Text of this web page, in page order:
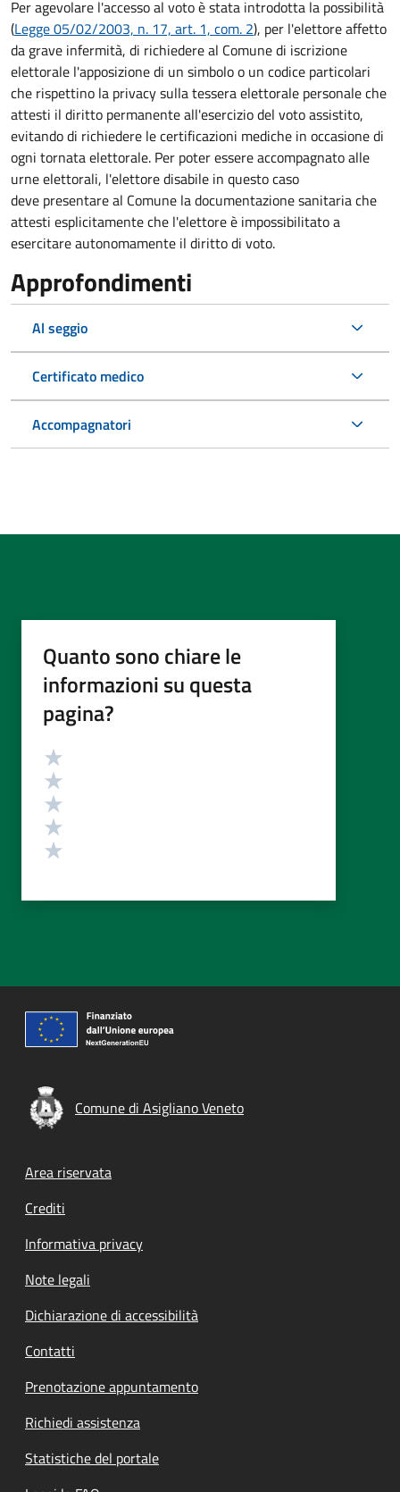
Per agevolare l'accesso al voto è stata introdotta la possibilità
(Legge 05/02/2003, n. 17, art. 1, com. 2), per l'elettore affetto
da grave infermità, di richiedere al Comune di iscrizione
elettorale l'apposizione di un simbolo o un codice particolari
che rispettino la privacy sulla tessera elettorale personale che
attesti il diritto permanente all'esercizio del voto assistito,
evitando di richiedere le certificazioni mediche in occasione di
ogni tornata elettorale. Per poter essere accompagnato alle
urne elettorali, l'elettore disabile in questo caso
deve presentare al Comune la documentazione sanitaria che
attesti esplicitamente che l'elettore è impossibilitato a
esercitare autonomamente il diritto di voto.
Approfondimenti
Al seggio
Certificato medico
Accompagnatori
Quanto sono chiare le
informazioni su questa
pagina?
Valutazione
Comune di Asigliano Veneto
Footer menu
Area riservata
Crediti
Informativa privacy
Note legali
Dichiarazione di accessibilità
Contatti
Prenotazione appuntamento
Richiedi assistenza
Statistiche del portale